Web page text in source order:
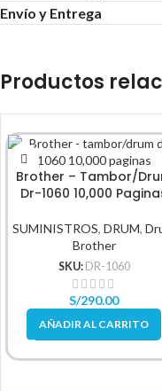
Envío y Entrega
Productos
Brother – Tambor/
Dr-1060 10,000
SUMINISTROS,DRUM,
Brother
SKU: DR-1060
S/290.00
AÑADIR AL CARRITO